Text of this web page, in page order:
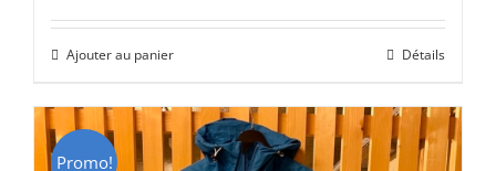
initial
était :
CHF 129.00.
actuel
CHF 69.00.
Ajouter au panier Détails
Promo!